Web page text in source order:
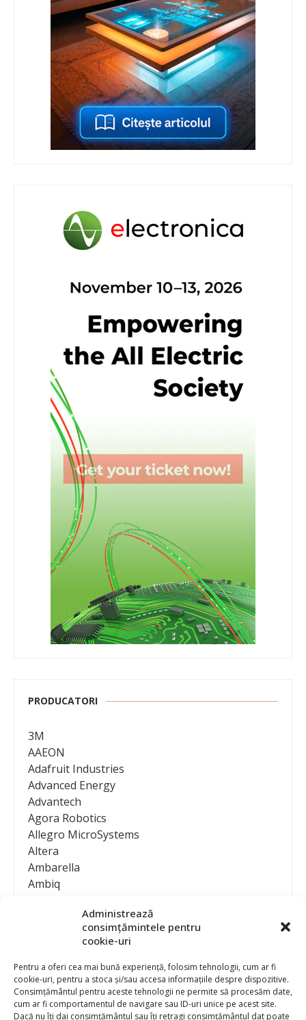
Administrează
consimțămintele pentru
cookie-uri
Pentru a oferi cea mai bună experiență, folosim tehnologii, cum ar fi
cookie-uri, pentru a stoca și/sau accesa informațiile despre dispozitive.
Consimțământul pentru aceste tehnologii ne permite să procesăm date,
cum ar fi comportamentul de navigare sau ID-uri unice pe acest site.
Dacă nu îți dai consimțământul sau îți retragi consimțământul dat poate
PRODUCATORI
3M
AAEON
Adafruit Industries
Advanced Energy
Advantech
Agora Robotics
Allegro MicroSystems
Altera
Ambarella
Ambiq
Analog Devices
Anritsu Corporation
Ansys
APS
Arduino
Arm